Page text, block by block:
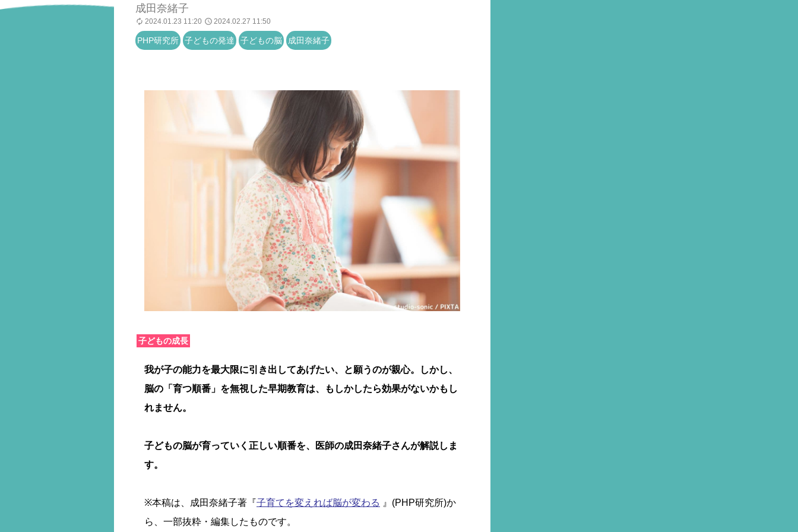
成田奈緒子
2024.01.23 11:20 2024.02.27 11:50
PHP研究所 子どもの発達 子どもの脳 成田奈緒子
子どもの成長
我が子の能力を最大限に引き出してあげたい、と願うのが親心。しかし、
脳の「育つ順番」を無視した早期教育は、もしかしたら効果がないかもし
れません。
子どもの脳が育っていく正しい順番を、医師の成田奈緒子さんが解説しま
す。
※本稿は、成田奈緒子著『子育てを変えれば脳が変わる 』(PHP研究所)か
ら、一部抜粋・編集したものです。